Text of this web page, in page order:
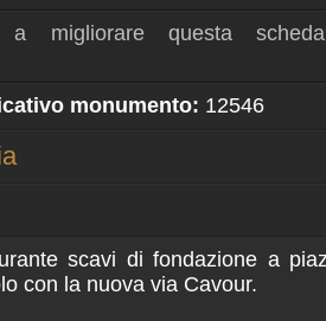
a migliorare questa
monumento: 12546
scavi di fondazione a
con la nuova via Cavour.